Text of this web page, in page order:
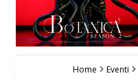
Home Eventi